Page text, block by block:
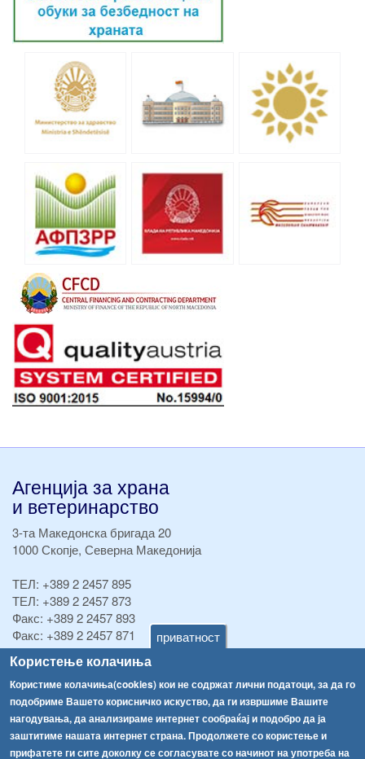
приватност
Користење колачиња
Користиме колачиња(cookies) кои не содржат лични податоци, за да го
подобриме Вашето корисничко искуство, да ги извршиме Вашите
нагодувања, да анализираме интернет сообраќај и подобро да ја
заштитиме нашата интернет страна. Продолжете со користење и
прифатете ги сите доколку се согласувате со начинот на употреба на
Агенција за храна
и ветеринарство
3-та Македонска бригада 20
1000 Скопје, Северна Македонија
ТЕЛ: +389 2 2457 895
ТЕЛ: +389 2 2457 873
Факс: +389 2 2457 893
Факс: +389 2 2457 871
info@fva.gov.mk
[АХВ-претходна страна]
Соопштенија
Република Бугарија ги засили официјалните контроли при увоз на свежо овошје и зеленчук
Навигација
Архива